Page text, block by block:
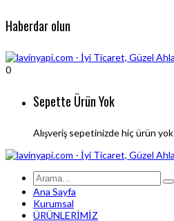
Haberdar olun
0
Sepette Ürün Yok
Alışveriş sepetinizde hiç ürün yok
Ana Sayfa
Kurumsal
ÜRÜNLERİMİZ